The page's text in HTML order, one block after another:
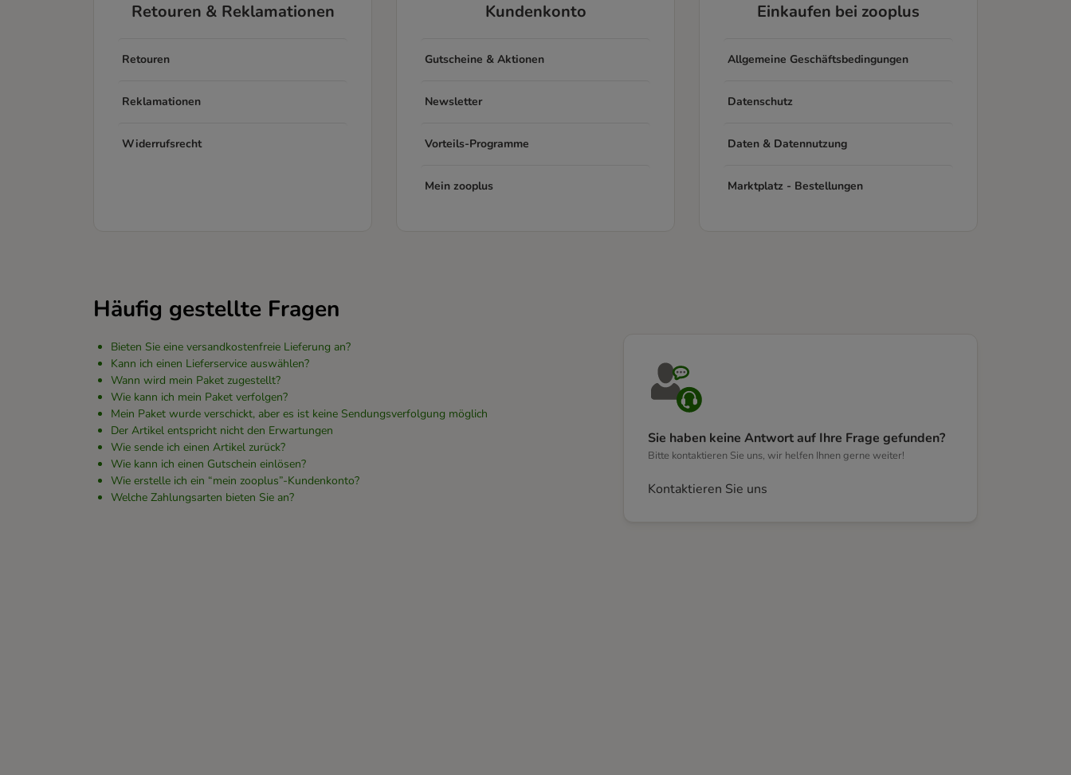
Retouren & Reklamationen
Retouren
Reklamationen
Widerrufsrecht
Kundenkonto
Gutscheine & Aktionen
Newsletter
Vorteils-Programme
Mein zooplus
Einkaufen bei zooplus
Allgemeine Geschäftsbedingungen
Datenschutz
Daten & Datennutzung
Marktplatz - Bestellungen
Häufig gestellte Fragen
Bieten Sie eine versandkostenfreie Lieferung an?
Kann ich einen Lieferservice auswählen?
Wann wird mein Paket zugestellt?
Wie kann ich mein Paket verfolgen?
Mein Paket wurde verschickt, aber es ist keine Sendungsverfolgung möglich
Der Artikel entspricht nicht den Erwartungen
Wie sende ich einen Artikel zurück?
Wie kann ich einen Gutschein einlösen?
Wie erstelle ich ein “mein zooplus”-Kundenkonto?
Welche Zahlungsarten bieten Sie an?
Sie haben keine Antwort auf Ihre Frage gefunden?
Bitte kontaktieren Sie uns, wir helfen Ihnen gerne weiter!
Kontaktieren Sie uns